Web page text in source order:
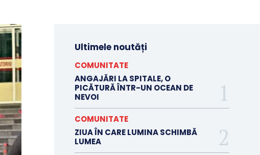
Ultimele noutăți
COMUNITATE
ANGAJĂRI LA SPITALE, O
PICĂTURĂ ÎNTR-UN OCEAN DE
NEVOI
COMUNITATE
ZIUA ÎN CARE LUMINA SCHIMBĂ
LUMEA